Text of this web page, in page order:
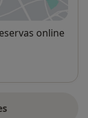
separador
online